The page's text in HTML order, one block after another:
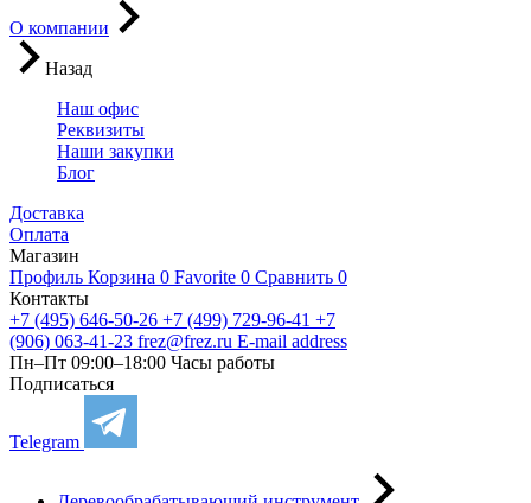
О компании
Назад
Наш офис
Реквизиты
Наши закупки
Блог
Доставка
Оплата
Магазин
Профиль Корзина 0 Favorite 0 Сравнить 0
Контакты
+7 (495) 646-50-26 +7 (499) 729-96-41 +7
(906) 063-41-23 frez@frez.ru E-mail address
Пн–Пт 09:00–18:00 Часы работы
Подписаться
Telegram